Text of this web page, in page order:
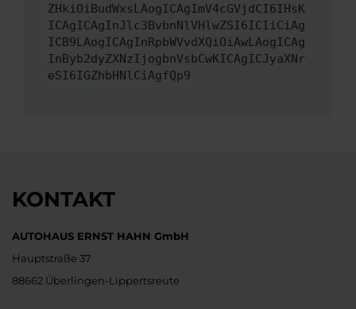
ZHkiOiBudWxsLAogICAgImV4cGVjdCI6IHsK
ICAgICAgInJlc3BvbnNlVHlwZSI6ICIiCiAg
ICB9LAogICAgInRpbWVvdXQiOiAwLAogICAg
InByb2dyZXNzIjogbnVsbCwKICAgICJyaXNr
eSI6IGZhbHNlCiAgfQp9
KONTAKT
AUTOHAUS ERNST HAHN GmbH
Hauptstraße 37
88662 Überlingen-Lippertsreute